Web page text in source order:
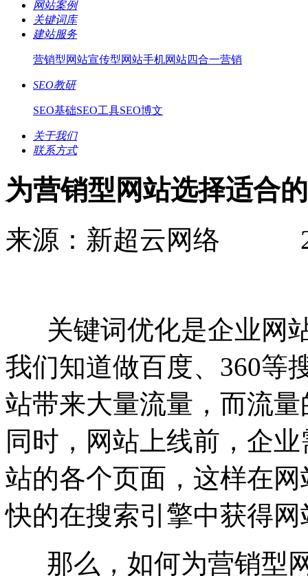
网站案例
关键词库
建站服务
营销型网站宣传型网站手机网站四合一营销
SEO教研
SEO基础SEO工具SEO博文
关于我们
联系方式
为营销型网站选择适合
来源：新超云网络
关键词优化是企业网
我们知道做百度、360等
站带来大量流量，而流
同时，网站上线前，企
站的各个页面，这样在
快的在搜索引擎中获得
那么，如何为营销型